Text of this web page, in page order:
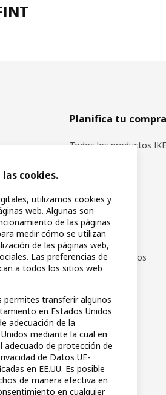
Planifica tu compra
Todos los productos
Comprar en IKEA
IKEA Apps
Guías de productos
Tarjetas regalo
Medios de pago
cookies.
utilizamos cookies y
web. Algunas son
de las páginas
medir cómo se utilizan
de las páginas web,
Las preferencias de
a todos los sitios web
transferir algunos
en Estados Unidos
adecuación de la
mediante la cual en
adecuado de protección de
de Datos UE-
en EE.UU. Es posible
de manera efectiva en
en cualquier